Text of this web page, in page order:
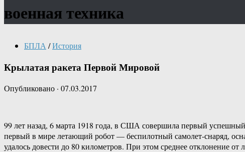
военная техника
БПЛА /История
Крылатая ракета Первой Мировой
Опубликовано · 07.03.2017
99 лет назад, 6 марта 1918 года, в США совершила первый
первый в мире летающий робот — беспилотный самолет-снаряд,
удалось довести до 80 километров. При этом среднее отклонение